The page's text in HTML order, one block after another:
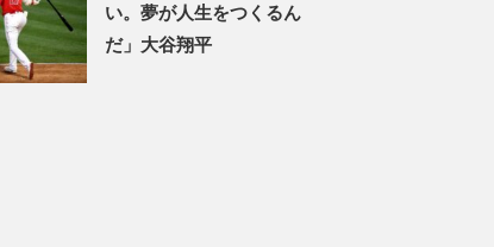
い。夢が人生をつくるん
だ」大谷翔平